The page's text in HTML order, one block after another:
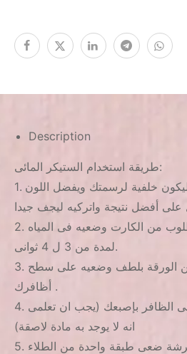
Description
طريقة استخدام الستيكر المائى:
1. ضعى اللون المناسب ليكون خلفية لرسمتك ويفضل اللون
2. قومى بقص الجزء المطلوب من الكارت وضعيه فى المياه
لمدة من 3 ل 4 ثوانى.
3. اسحبى الصورة من الورقة بلطف وضعيه على سطح
أظافرك .
4. افردى الصورة برفق على الظافر بإصبعك (يجب ان تعلمى
انه لا يوجد به مادة لاصقة)
5. بلطف وبدون الضغط بالفرشة ضعى طبقة واحدة من الطلاء